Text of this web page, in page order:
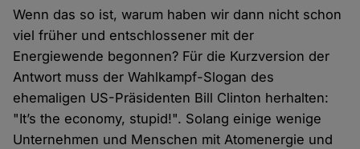
Wenn das so ist, warum haben wir dann nicht schon
viel früher und entschlossener mit der
Energiewende begonnen? Für die Kurzversion der
Antwort muss der Wahlkampf-Slogan des
ehemaligen US-Präsidenten Bill Clinton herhalten:
"It’s the economy, stupid!". Solang einige wenige
Unternehmen und Menschen mit Atomenergie und